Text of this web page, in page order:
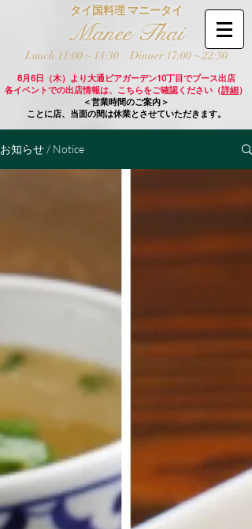
タイ国料理 マニータイ
Manee Thai
Lunch 11:00 ~ 14:30Dinner 17:00 ~ 22:30
8月6日（木）より大通ビアガーデン10丁目でブース出店
各イベントでの出店情報は、こちらをご確認ください（詳細）
＜営業時間のご案内＞
ことに店、当面の間は休業とさせていただきます。
お知らせ / Notice